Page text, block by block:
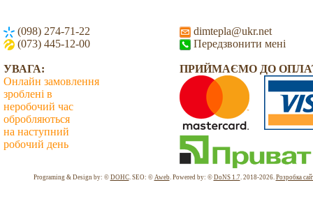
(098) 274-71-22
(073) 445-12-00
dimtepla@ukr.net
Передзвонити мені
УВАГА:
Онлайн замовлення
зроблені в
неробочий час
обробляються
на наступний
робочий день
ПРИЙМАЄМО ДО
Programing & Design by: © DOHC. SEO: © Aweb. Powered by: © DoNS 1.7. 2018-2026. Розробка